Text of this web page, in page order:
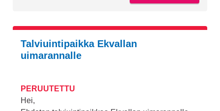
Talviuintipaikka Ekvallan
uimarannalle
PERUUTETTU
Hei,